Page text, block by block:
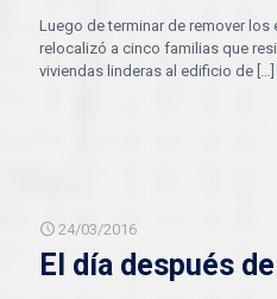
Luego de terminar de remover los
relocalizó a cinco familias que
viviendas linderas al edificio de […]
24/03/2016
El día después